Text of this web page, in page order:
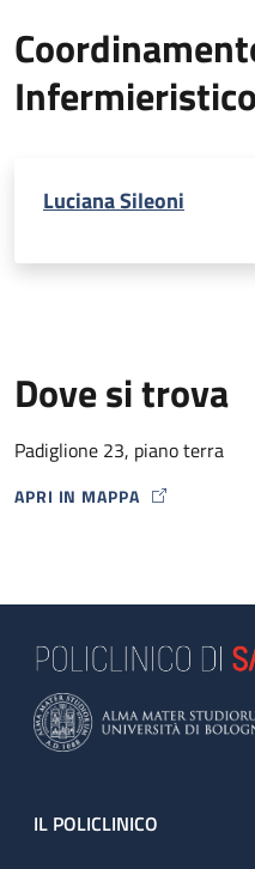
Infermieristico
Luciana Sileoni
Dove si trova
Padiglione 23, piano terra
APRI IN MAPPA
MAP ICON
Footer
IL POLICLINICO